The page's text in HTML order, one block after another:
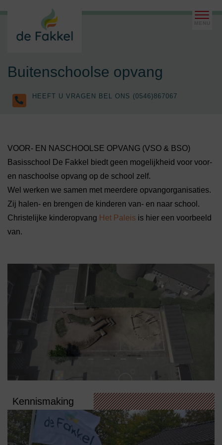
Buitenschoolse opvang
HEEFT U VRAGEN BEL ONS (0546)867067
VOOR- EN NASCHOOLSE OPVANG (VSO & BSO)
Basisschool De Fakkel biedt geen mogelijkheid voor voor-
en naschoolse opvang op de school zelf.
Wel werken we samen met meerdere opvangorganisaties.
Zij halen- en brengen de kinderen van- en naar school.
Christelijke kinderopvang Het Paleis is hier een voorbeeld
van.
Kennismaking